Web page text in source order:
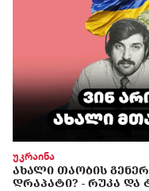
უკრაინა
ᲐᲮᲐᲚᲘ ᲗᲐᲝᲑᲘᲡ
ᲓᲠᲐᲞᲐᲢᲘ? - ᲠᲣᲙᲐ ᲓᲐ